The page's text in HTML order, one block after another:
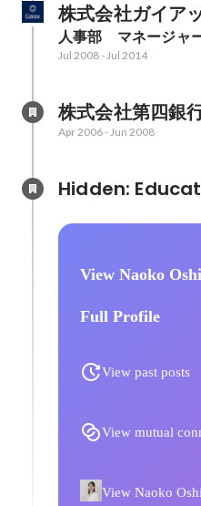
株式会社ガイア
人事部　マネージャ
Jul 2008-Jul 2014
株式会社第四銀
Apr 2006-Jun 2008
View Naoko
Full Profile
View past posts
View mutual
View Naoko